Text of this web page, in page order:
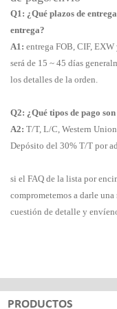
Q1: ¿Qué plazos de
entrega?
A1: entrega FOB, CIF,
será de 15 ~ 45 días
los detalles de la orden.
Q2: ¿Qué tipos de pago
A2: T/T, L/C, Western
Depósito del 30% T/T por
si el FAQ de la lista por
comprometemos a darle
cuestión de detalle y
PRODUCTOS